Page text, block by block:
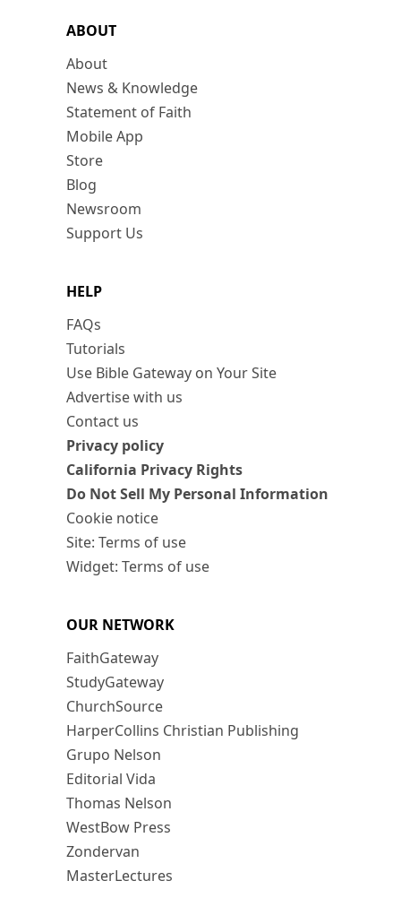
ABOUT
About
News & Knowledge
Statement of Faith
Mobile App
Store
Blog
Newsroom
Support Us
HELP
FAQs
Tutorials
Use Bible Gateway on Your Site
Advertise with us
Contact us
Privacy policy
California Privacy Rights
Do Not Sell My Personal Information
Cookie notice
Site: Terms of use
Widget: Terms of use
OUR NETWORK
FaithGateway
StudyGateway
ChurchSource
HarperCollins Christian Publishing
Grupo Nelson
Editorial Vida
Thomas Nelson
WestBow Press
Zondervan
MasterLectures